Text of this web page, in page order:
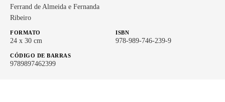
Ferrand de Almeida e Fernanda
Ribeiro
FORMATO
24 x 30 cm
ISBN
978-989-746-239-9
CÓDIGO DE BARRAS
9789897462399